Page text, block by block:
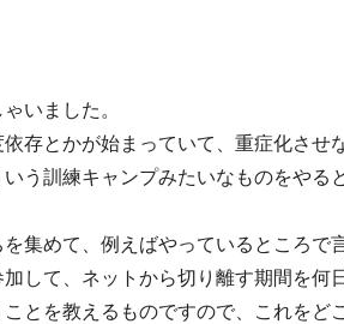
いました。
存とかが始まっていて、重症化させ
う訓練キャンプみたいなものをやる
集めて、例えばやっているところで
して、ネットから切り離す期間を何
とを教えるものですので、これをど